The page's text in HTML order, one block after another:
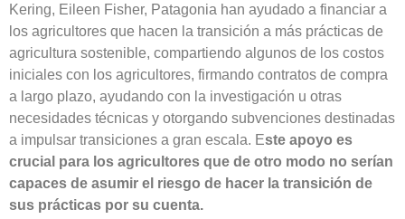
Kering, Eileen Fisher, Patagonia han ayudado a financiar a
los agricultores que hacen la transición a más prácticas de
agricultura sostenible, compartiendo algunos de los costos
iniciales con los agricultores, firmando contratos de compra
a largo plazo, ayudando con la investigación u otras
necesidades técnicas y otorgando subvenciones destinadas
a impulsar transiciones a gran escala. Este apoyo es
crucial para los agricultores que de otro modo no serían
capaces de asumir el riesgo de hacer la transición de
sus prácticas por su cuenta.